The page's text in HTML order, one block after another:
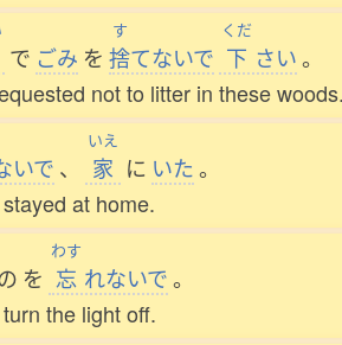
で ごみ を
す
捨てないで
くだ
下 さい。
not to litter in these
いで 、
いえ
家 に いた。
at home.
を
わす
忘 れないで。
the light off.